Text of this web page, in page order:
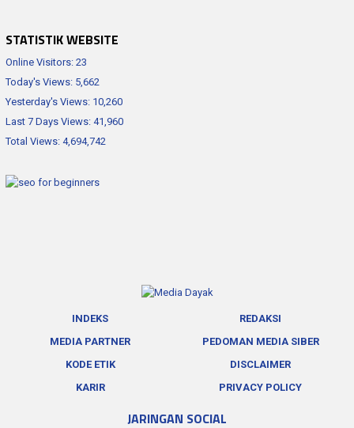
STATISTIK WEBSITE
Online Visitors: 23
Today's Views: 5,662
Yesterday's Views: 10,260
Last 7 Days Views: 41,960
Total Views: 4,694,742
INDEKS
REDAKSI
MEDIA PARTNER
PEDOMAN MEDIA SIBER
KODE ETIK
DISCLAIMER
KARIR
PRIVACY POLICY
JARINGAN SOCIAL